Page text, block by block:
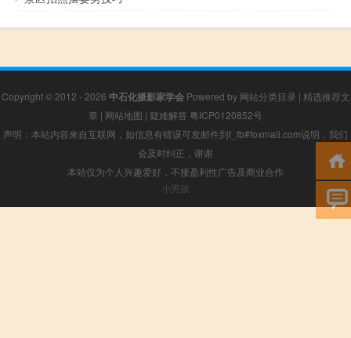
Copyright © 2012 - 2026 中石化摄影家学会Powered by 网站分类目录 | 精选推荐文
章 | 网站地图 | 疑难解答 粤ICP0120852号
声明：本站内容来自互联网，如信息有错误可发邮件到f_fb#foxmail.com说明，我们
会及时纠正，谢谢
本站仅为个人兴趣爱好，不接盈利性广告及商业合作
小男孩